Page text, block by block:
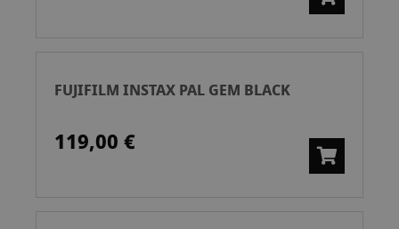
FUJIFILM INSTAX PAL GEM BLACK
119,00 €